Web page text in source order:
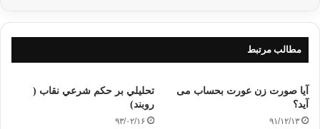
مطالب مرتبط
آیا صورت زن عورت بحساب می
آید؟
۹۱/۱۲/۱۳
تحليلي بر حكم شرعي نقاب (
روبند)
۹۳/۰۲/۱۶